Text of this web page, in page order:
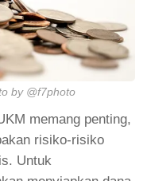
by @f7photo
memang penting,
risiko-risiko
Untuk